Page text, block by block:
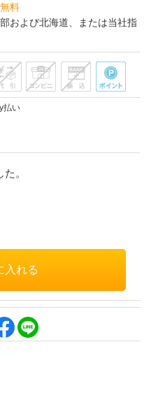
料
および北海道、または当社指
払い
。